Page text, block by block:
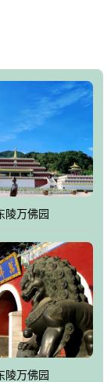
级酒店一座。
陵地形墙内，地
全国顶级人生后花
、国内外知名人士
使用功能；以苍
过墓园建设与造
服务周全、环境优
极具吸引力的花园
元人民币，园区采
的和谐统一，在园
分发挥独一无二
、寺庙、酒店等综
经营项目相互依
墓位容量8万个，
制作服务、特色
陵万佛园
陵万佛园